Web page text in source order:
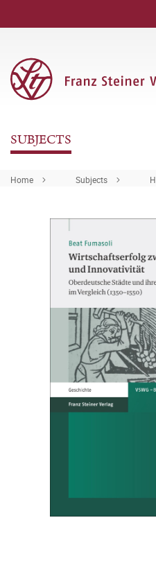
SUBJECTS
Home Subjects